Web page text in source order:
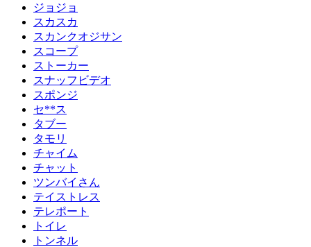
ジョジョ
スカスカ
スカンクオジサン
スコープ
ストーカー
スナッフビデオ
スポンジ
セ**ス
タブー
タモリ
チャイム
チャット
ツンバイさん
テイストレス
テレポート
トイレ
トンネル